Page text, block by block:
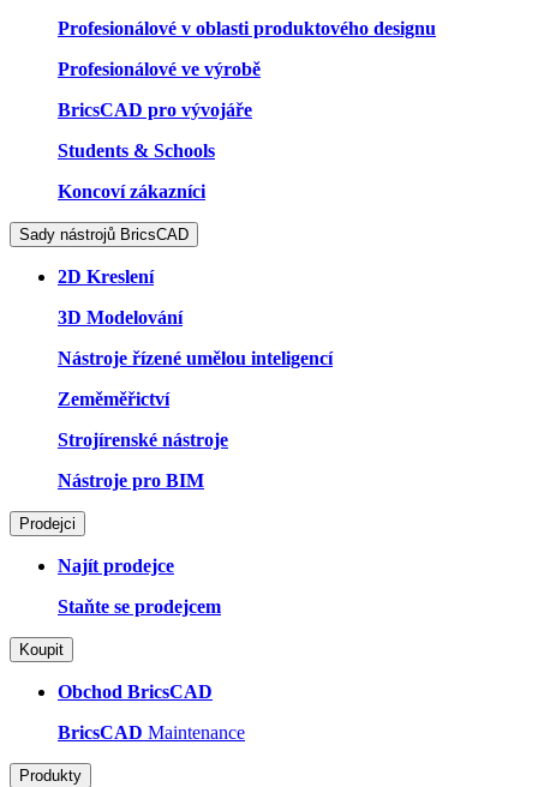
Profesionálové v oblasti produktového designu
Profesionálové ve výrobě
BricsCAD pro vývojáře
Students & Schools
Koncoví zákazníci
Sady nástrojů BricsCAD
2D Kreslení
3D Modelování
Nástroje řízené umělou inteligencí
Zeměměřictví
Strojírenské nástroje
Nástroje pro BIM
Prodejci
Najít prodejce
Staňte se prodejcem
Koupit
Obchod BricsCAD
BricsCAD Maintenance
Produkty